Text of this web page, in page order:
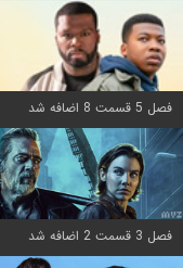
فصل 5 قسمت 8 اضافه شد
فصل 3 قسمت 2 اضافه شد